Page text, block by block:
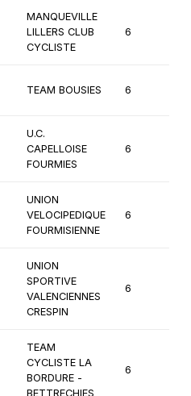
MANQUEVILLE
LILLERS CLUB
CYCLISTE
6
TEAM BOUSIES 6
U.C.
CAPELLOISE
FOURMIES
6
UNION
VELOCIPEDIQUE
FOURMISIENNE
6
UNION
SPORTIVE
VALENCIENNES
CRESPIN
6
TEAM
CYCLISTE LA
BORDURE -
BETTRECHIES
6